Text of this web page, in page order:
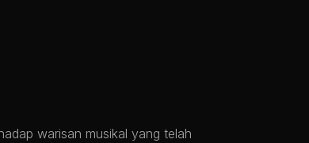
warisan musikal yang telah